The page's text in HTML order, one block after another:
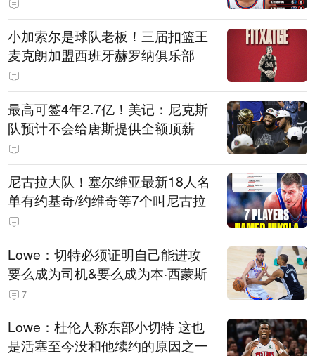
小加索尔是球队老板！三届扣篮王
麦克朗加盟西班牙赫罗纳俱乐部
最高可签4年2.7亿！美记：尼克斯
队预计不会给唐斯提供全额顶薪
尼古拉大队！塞尔维亚最新18人名
单有约基奇/约维奇等7个叫尼古拉
Lowe：切特必须证明自己能进攻
要么成为司机&要么成为本·西蒙斯
7
Lowe：杜伦人称东部小切特 这也
是活塞至今没和他续约的原因之一